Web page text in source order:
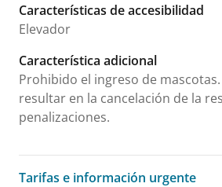
Características de accesibilidad
Elevador
Característica adicional
Prohibido el ingreso de
resultar en la cancelación de la
penalizaciones.
Tarifas e información urgente